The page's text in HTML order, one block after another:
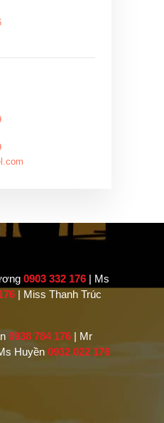
0903 332 176 | Ms
| Miss Thanh Trúc
0938 784 176 | Mr
Huyền 0932 022 176